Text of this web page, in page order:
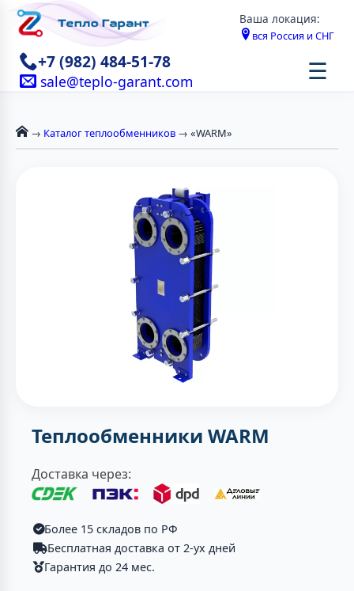
Ваша локация:
вся Россия и СНГ
+7 (982) 484-51-78
sale@teplo-garant.com ☰
→ Каталог теплообменников → «WARM»
Теплообменники WARM
Доставка через:
Более 15 складов по РФ
Бесплатная доставка от 2-ух дней
Гарантия до 24 мес.